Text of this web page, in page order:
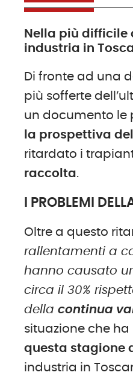
Nella più
industria in
Di fronte ad una
più sofferte
un documento le
la prospettiva
ritardato i
raccolta.
I PROBLEMI
Oltre a questo
rallentamenti a
hanno causato
circa il 30%
dellacontinua
situazione che
questa stagione
industria in